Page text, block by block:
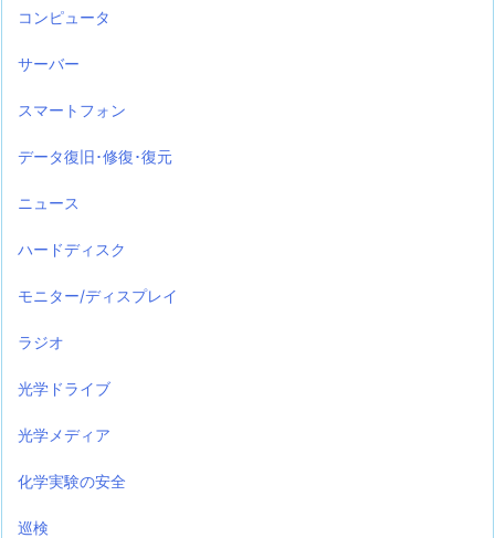
コンピュータ
サーバー
スマートフォン
データ復旧･修復･復元
ニュース
ハードディスク
モニター/ディスプレイ
ラジオ
光学ドライブ
光学メディア
化学実験の安全
巡検